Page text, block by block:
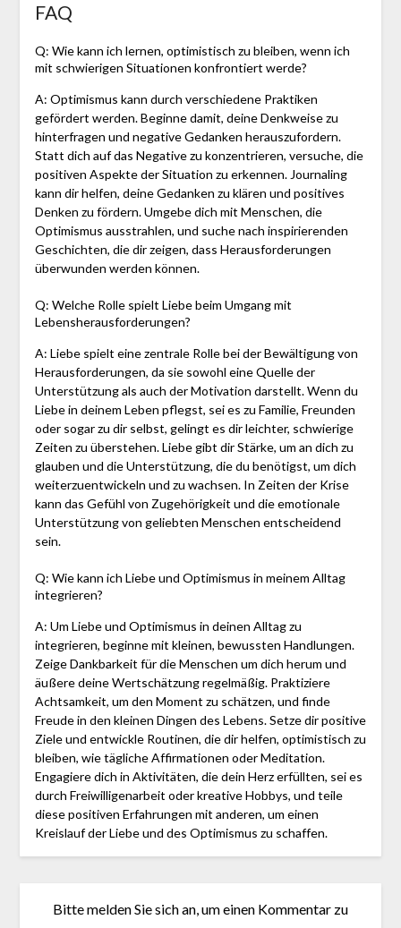
FAQ
Q: Wie kann ich lernen, optimistisch zu bleiben, wenn ich
mit schwierigen Situationen konfrontiert werde?
A: Optimismus kann durch verschiedene Praktiken
gefördert werden. Beginne damit, deine Denkweise zu
hinterfragen und negative Gedanken herauszufordern.
Statt dich auf das Negative zu konzentrieren, versuche, die
positiven Aspekte der Situation zu erkennen. Journaling
kann dir helfen, deine Gedanken zu klären und positives
Denken zu fördern. Umgebe dich mit Menschen, die
Optimismus ausstrahlen, und suche nach inspirierenden
Geschichten, die dir zeigen, dass Herausforderungen
überwunden werden können.
Q: Welche Rolle spielt Liebe beim Umgang mit
Lebensherausforderungen?
A: Liebe spielt eine zentrale Rolle bei der Bewältigung von
Herausforderungen, da sie sowohl eine Quelle der
Unterstützung als auch der Motivation darstellt. Wenn du
Liebe in deinem Leben pflegst, sei es zu Familie, Freunden
oder sogar zu dir selbst, gelingt es dir leichter, schwierige
Zeiten zu überstehen. Liebe gibt dir Stärke, um an dich zu
glauben und die Unterstützung, die du benötigst, um dich
weiterzuentwickeln und zu wachsen. In Zeiten der Krise
kann das Gefühl von Zugehörigkeit und die emotionale
Unterstützung von geliebten Menschen entscheidend
sein.
Q: Wie kann ich Liebe und Optimismus in meinem Alltag
integrieren?
A: Um Liebe und Optimismus in deinen Alltag zu
integrieren, beginne mit kleinen, bewussten Handlungen.
Zeige Dankbarkeit für die Menschen um dich herum und
äußere deine Wertschätzung regelmäßig. Praktiziere
Achtsamkeit, um den Moment zu schätzen, und finde
Freude in den kleinen Dingen des Lebens. Setze dir positive
Ziele und entwickle Routinen, die dir helfen, optimistisch zu
bleiben, wie tägliche Affirmationen oder Meditation.
Engagiere dich in Aktivitäten, die dein Herz erfüllten, sei es
durch Freiwilligenarbeit oder kreative Hobbys, und teile
diese positiven Erfahrungen mit anderen, um einen
Kreislauf der Liebe und des Optimismus zu schaffen.
Bitte melden Sie sich an, um einen Kommentar zu